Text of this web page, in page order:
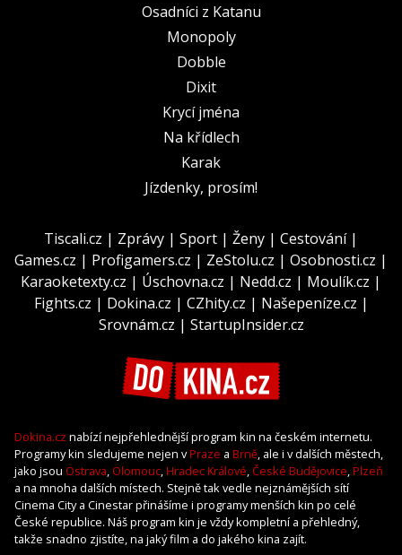
Osadníci z Katanu
Monopoly
Dobble
Dixit
Krycí jména
Na křídlech
Karak
Jízdenky, prosím!
Tiscali.cz | Zprávy | Sport | Ženy | Cestování|
Games.cz | Profigamers.cz | ZeStolu.cz | Osobnosti.cz |
Karaoketexty.cz | Úschovna.cz | Nedd.cz | Moulík.cz |
Fights.cz | Dokina.cz | CZhity.cz | Našepeníze.cz |
Srovnám.cz | StartupInsider.cz
Dokina.cz nabízí nejpřehlednější program kin na českém internetu.
Programy kin sledujeme nejen vPraze a Brně, ale i v dalších městech,
jako jsou Ostrava, Olomouc,Hradec Králové,České Budějovice,Plzeň
a na mnoha dalších místech. Stejně tak vedle nejznámějších sítí
Cinema City a Cinestar přinášíme i programy menších kin po celé
České republice. Náš program kin je vždy kompletní a přehledný,
takže snadno zjistíte, na jaký film a do jakého kina zajít.